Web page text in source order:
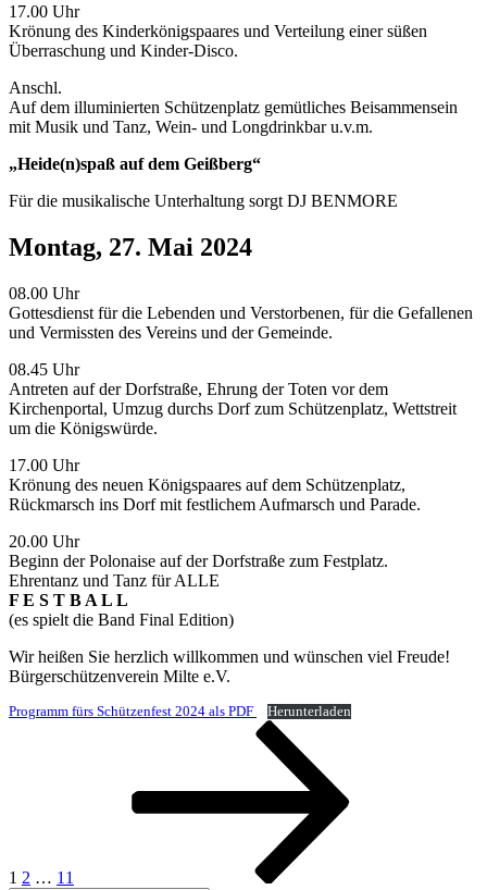
17.00 Uhr
Krönung des Kinderkönigspaares und Verteilung einer süßen
Überraschung und Kinder-Disco.
Anschl.
Auf dem illuminierten Schützenplatz gemütliches Beisammensein
mit Musik und Tanz, Wein- und Longdrinkbar u.v.m.
„Heide(n)spaß auf dem Geißberg“
Für die musikalische Unterhaltung sorgt DJ BENMORE
Montag, 27. Mai 2024
08.00 Uhr
Gottesdienst für die Lebenden und Verstorbenen, für die Gefallenen
und Vermissten des Vereins und der Gemeinde.
08.45 Uhr
Antreten auf der Dorfstraße, Ehrung der Toten vor dem
Kirchenportal, Umzug durchs Dorf zum Schützenplatz, Wettstreit
um die Königswürde.
17.00 Uhr
Krönung des neuen Königspaares auf dem Schützenplatz,
Rückmarsch ins Dorf mit festlichem Aufmarsch und Parade.
20.00 Uhr
Beginn der Polonaise auf der Dorfstraße zum Festplatz.
Ehrentanz und Tanz für ALLE
F E S T B A L L
(es spielt die Band Final Edition)
Wir heißen Sie herzlich willkommen und wünschen viel Freude!
Bürgerschützenverein Milte e.V.
Programm fürs Schützenfest 2024 als PDF Herunterladen
1 2 … 11